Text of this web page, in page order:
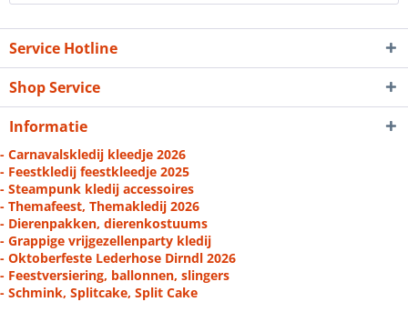
Service Hotline
Shop Service
Informatie
- Carnavalskledij kleedje 2026
- Feestkledij feestkleedje 2025
- Steampunk kledij accessoires
- Themafeest, Themakledij 2026
- Dierenpakken, dierenkostuums
- Grappige vrijgezellenparty kledij
- Oktoberfeste Lederhose Dirndl 2026
- Feestversiering, ballonnen, slingers
- Schmink, Splitcake, Split Cake